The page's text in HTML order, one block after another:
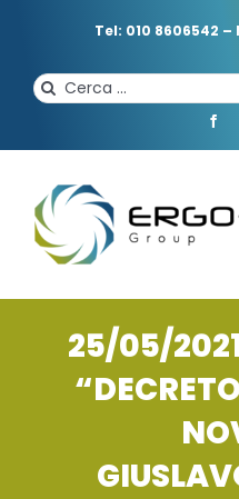
Tel: 010 8606542 –
Cerca
per:
25/05/